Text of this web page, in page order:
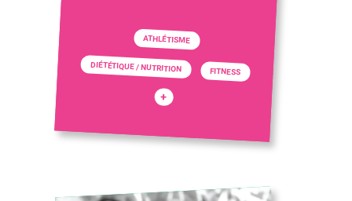
ATHLÉTISME
DIÉTÉTIQUE / NUTRITION FITNESS
+